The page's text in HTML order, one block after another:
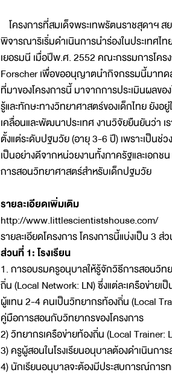
โครงการที่สมเด็จพระเทพรัตนราชสุดาฯ
พิจารณาริเริ่มดำเนินการนำร่องในประเทศไ
เยอรมนี เมื่อปีพ.ศ. 2552 คณะกรรมการโค
Forscher เพื่อขออนุญาตนำกิจกรรมนี้มาทด
ที่มาของโครงการนี้ มาจากการประเมินผลข
รู้และทักษะทางวิทยาศาสตร์ของเด็กไทย ยัง
เคลื่อนและพัฒนาประเทศ งานวิจัยยืนยันว่า
ตั้งแต่ระดับปฐมวัย (อายุ 3-6 ปี) เพราะเป็นช่
เป็นอย่างดีจากหน่วยงานทั้งภาครัฐและเอกช
การสอนวิทยาศาสตร์สำหรับเด็กปฐมวัย
รายละเอียดเพิ่มเติม
http://www.littlescientistshouse.com/
รายละเอียดโครงการ โครงการนี้แบ่งเป็น 3 ส่
ส่วนที่ 1: โรงเรียน
1. การอบรมครูอนุบาลให้รู้จักวิธีการสอนวิทย
ถิ่น (Local Network: LN) ซึ่งแต่ละเครือข่ายเ
ผู้แทน 2-4 คนเป็นวิทยากรท้องถิ่น (Local
คู่มือการสอนกับวิทยากรของโครงการ
2) วิทยากรเครือข่ายท้องถิ่น (Local Trainer:
3) ครูผู้สอนในโรงเรียนอนุบาลต้องดำเนินก
4) นักเรียนอนุบาลจะต้องมีประสบการณ์กา